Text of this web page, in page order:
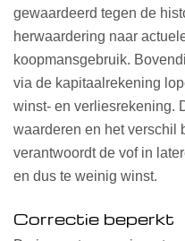
gewaardeerd tegen de
herwaardering naar
koopmansgebruik.
via de kapitaalrekening
winst- en verliesrekening.
waarderen en het verschil
verantwoordt de vof in
en dus te weinig winst.
Correctie beperkt